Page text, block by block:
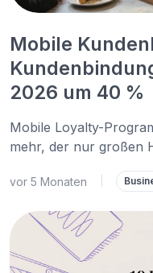
Mobile
2026 um 40 %
Mobile Loyalty-
mehr, der nur großen
vor 5 Monaten